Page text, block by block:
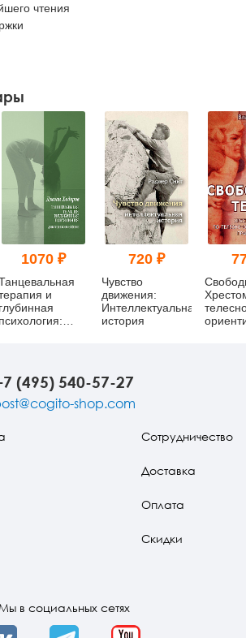
чтения
1070 ₽
и
глубинная
психология:
720 ₽
Чувство
движения:
Интеллектуальная
история
(495) 540-57-27
shop.com
Сотрудничество
Доставка
Оплата
Скидки
Мы в социальных сетях